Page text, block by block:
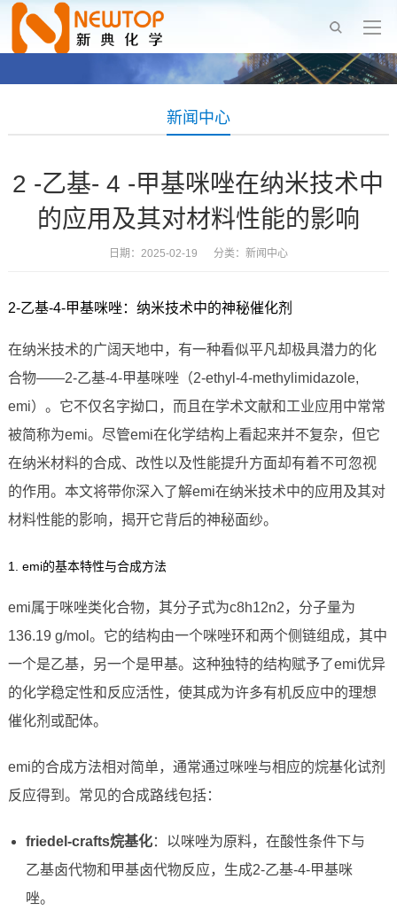
新闻中心
2 -乙基- 4 -甲基咪唑在纳米技术中
的应用及其对材料性能的影响
日期：2025-02-19 分类： 新闻中心
2-乙基-4-甲基咪唑：纳米技术中的神秘催化剂
在纳米技术的广阔天地中，有一种看似平凡却极具潜力的化
合物——2-乙基-4-甲基咪唑（2-ethyl-4-methylimidazole,
emi）。它不仅名字拗口，而且在学术文献和工业应用中常常
被简称为emi。尽管emi在化学结构上看起来并不复杂，但它
在纳米材料的合成、改性以及性能提升方面却有着不可忽视
的作用。本文将带你深入了解emi在纳米技术中的应用及其对
材料性能的影响，揭开它背后的神秘面纱。
1. emi的基本特性与合成方法
emi属于咪唑类化合物，其分子式为c8h12n2，分子量为
136.19 g/mol。它的结构由一个咪唑环和两个侧链组成，其中
一个是乙基，另一个是甲基。这种独特的结构赋予了emi优异
的化学稳定性和反应活性，使其成为许多有机反应中的理想
催化剂或配体。
emi的合成方法相对简单，通常通过咪唑与相应的烷基化试剂
反应得到。常见的合成路线包括：
friedel-crafts烷基化：以咪唑为原料，在酸性条件下与
乙基卤代物和甲基卤代物反应，生成2-乙基-4-甲基咪
唑。